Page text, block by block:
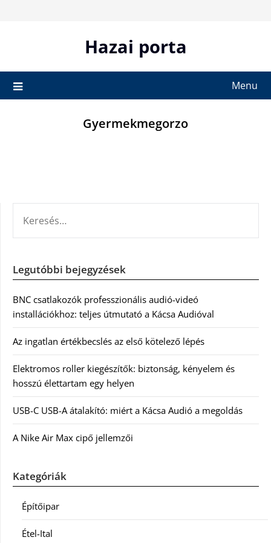
Hazai porta
Menu
Gyermekmegorzo
Legutóbbi bejegyzések
BNC csatlakozók professzionális audió-videó
installációkhoz: teljes útmutató a Kácsa Audióval
Az ingatlan értékbecslés az első kötelező lépés
Elektromos roller kiegészítők: biztonság, kényelem és
hosszú élettartam egy helyen
USB-C USB-A átalakító: miért a Kácsa Audió a megoldás
A Nike Air Max cipő jellemzői
Kategóriák
Építőipar
Étel-Ital